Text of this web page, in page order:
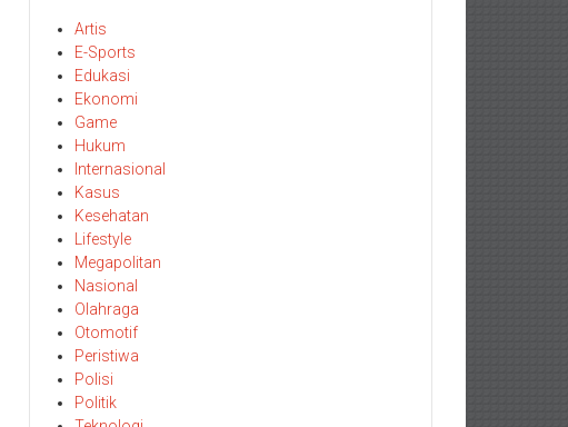
Artis
E-Sports
Edukasi
Ekonomi
Game
Hukum
Internasional
Kasus
Kesehatan
Lifestyle
Megapolitan
Nasional
Olahraga
Otomotif
Peristiwa
Polisi
Politik